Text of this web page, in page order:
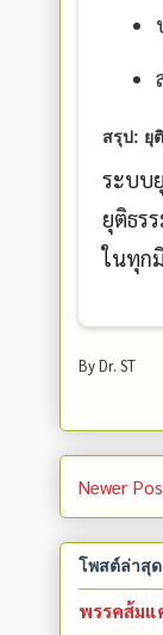
สรุป: ยุ
ระบบ
ยุติธร
ในทุก
ByDr. ST
Newer
โพสต์ล่าสุด
พรรคส้มแ